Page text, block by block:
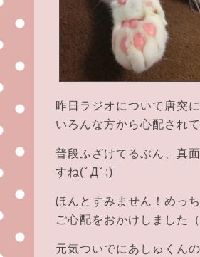
昨日ラジオについて唐突
いろんな方から心配され
普段ふざけてるぶん、真
すね(ﾟДﾟ;)
ほんとすみません！めっ
ご心配をおかけしました
元気ついでにあしゅくん